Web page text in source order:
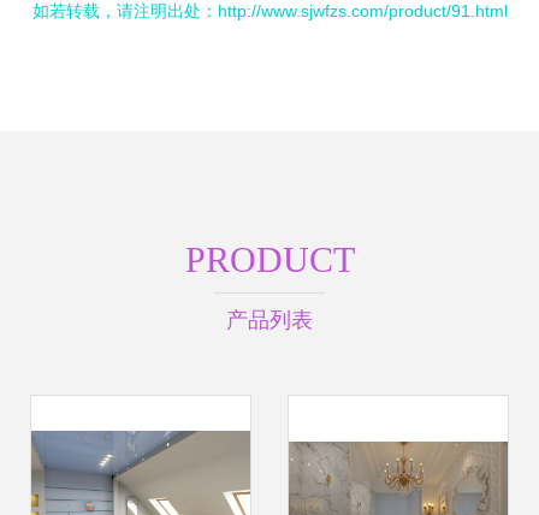
如若转载，请注明出处：http://www.sjwfzs.com/product/91.html
PRODUCT
产品列表